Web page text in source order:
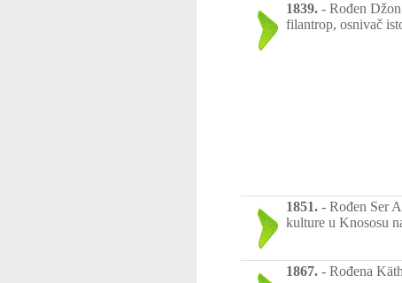
1839. - Rođen
filantrop, osnivač
1851. - Rođen Ser
kulture u Knososu
1867. - Rođena